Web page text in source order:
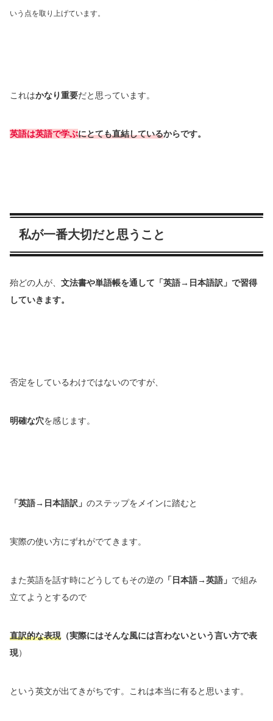
いう点を取り上げています。
これはかなり重要だと思っています。
英語は英語で学ぶにとても直結しているからです。
私が一番大切だと思うこと
殆どの人が、 文法書や単語帳を通して「英語→日本語訳」で習得
していきます。
否定をしているわけではないのですが、
明確な穴を感じます。
「英語→日本語訳」 のステップをメインに踏むと
実際の使い方にずれがでてきます。
また英語を話す時にどうしてもその逆の 「日本語→英語」 で組み
立てようとするので
直訳的な表現（実際にはそんな風には言わないという言い方で表
現）
という英文が出てきがちです。これは本当に有ると思います。